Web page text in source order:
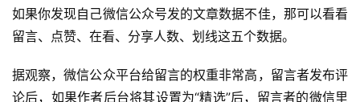
如果你发现自己微信公众号发的文章数据不佳，那可以看看
留言、点赞、在看、分享人数、划线这五个数据。
据观察，微信公众平台给留言的权重非常高，留言者发布评
论后，如果作者后台将其设置为“精选”后，留言者的微信里